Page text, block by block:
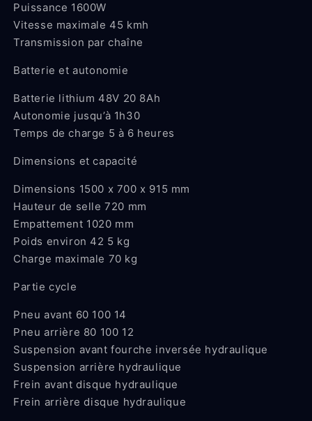
Puissance 1600W
Vitesse maximale 45 kmh
Transmission par chaîne
Batterie et autonomie
Batterie lithium 48V 20 8Ah
Autonomie jusqu’à 1h30
Temps de charge 5 à 6 heures
Dimensions et capacité
Dimensions 1500 x 700 x 915 mm
Hauteur de selle 720 mm
Empattement 1020 mm
Poids environ 42 5 kg
Charge maximale 70 kg
Partie cycle
Pneu avant 60 100 14
Pneu arrière 80 100 12
Suspension avant fourche inversée hydraulique
Suspension arrière hydraulique
Frein avant disque hydraulique
Frein arrière disque hydraulique